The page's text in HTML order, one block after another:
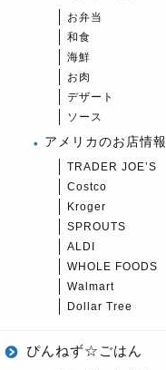
お弁当
和食
海鮮
お肉
デザート
ソース
アメリカのお店情報
TRADER JOE’S
Costco
Kroger
SPROUTS
ALDI
WHOLE FOODS
Walmart
Dollar Tree
ぴんねず☆ごはん